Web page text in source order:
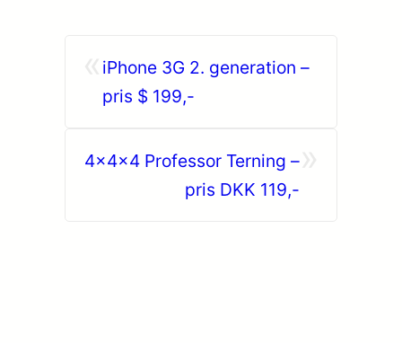
iPhone 3G 2. generation –
pris $ 199,-
4x4x4 Professor Terning –
pris DKK 119,-